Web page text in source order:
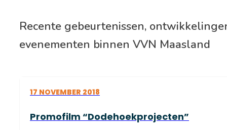
Recente gebeurtenissen,
evenementen binnen VVN Maasland
17 NOVEMBER 2018
Promofilm “Dodehoekprojecten”